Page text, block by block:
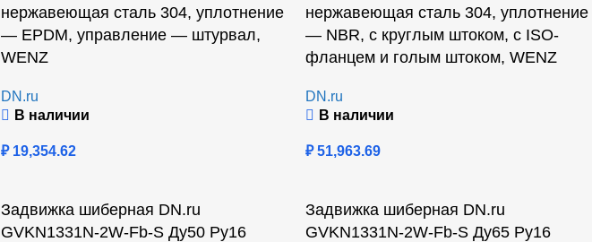
нержавеющая сталь 304, уплотнение
— EPDM, управление — штурвал,
WENZ
DN.ru
В наличии
₽19,354.62
нержавеющая сталь 304, уплотнение
— NBR, с круглым штоком, с ISO-
фланцем и голым штоком, WENZ
DN.ru
В наличии
₽51,963.69
Задвижка шиберная DN.ru
GVKN1331N-2W-Fb-S Ду50 Ру16
Задвижка шиберная DN.ru
GVKN1331N-2W-Fb-S Ду65 Ру16